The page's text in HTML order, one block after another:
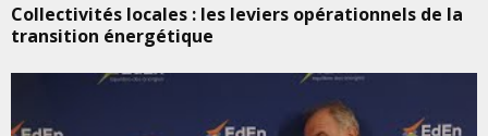
Collectivités locales : les leviers opérationnels de la
transition énergétique